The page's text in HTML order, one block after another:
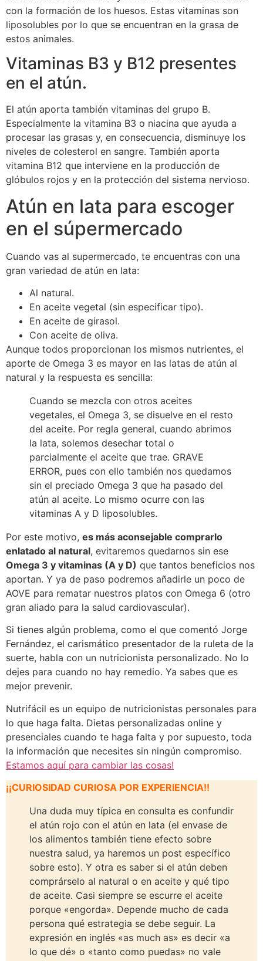
con la formación de los huesos. Estas vitaminas son
liposolubles por lo que se encuentran en la grasa de
estos animales.
Vitaminas B3 y B12 presentes
en el atún.
El atún aporta también vitaminas del grupo B.
Especialmente la vitamina B3 o niacina que ayuda a
procesar las grasas y, en consecuencia, disminuye los
niveles de colesterol en sangre. También aporta
vitamina B12 que interviene en la producción de
glóbulos rojos y en la protección del sistema nervioso.
Atún en lata para escoger
en el súpermercado
Cuando vas al supermercado, te encuentras con una
gran variedad de atún en lata:
Al natural.
En aceite vegetal (sin especificar tipo).
En aceite de girasol.
Con aceite de oliva.
Aunque todos proporcionan los mismos nutrientes, el
aporte de Omega 3 es mayor en las latas de atún al
natural y la respuesta es sencilla:
Cuando se mezcla con otros aceites
vegetales, el Omega 3, se disuelve en el resto
del aceite. Por regla general, cuando abrimos
la lata, solemos desechar total o
parcialmente el aceite que trae. GRAVE
ERROR, pues con ello también nos quedamos
sin el preciado Omega 3 que ha pasado del
atún al aceite. Lo mismo ocurre con las
vitaminas A y D liposolubles.
Por este motivo, es más aconsejable comprarlo
enlatado al natural, evitaremos quedarnos sin ese
Omega 3 y vitaminas (A y D) que tantos beneficios nos
aportan. Y ya de paso podremos añadirle un poco de
AOVE para rematar nuestros platos con Omega 6 (otro
gran aliado para la salud cardiovascular).
Si tienes algún problema, como el que comentó Jorge
Fernández, el carismático presentador de la ruleta de la
suerte, habla con un nutricionista personalizado. No lo
dejes para cuando no hay remedio. Ya sabes que es
mejor prevenir.
Nutrifácil es un equipo de nutricionistas personales para
lo que haga falta. Dietas personalizadas online y
presenciales cuando te haga falta y por supuesto, toda
la información que necesites sin ningún compromiso.
Estamos aquí para cambiar las cosas!
¡¡CURIOSIDAD CURIOSA POR EXPERIENCIA!!
Una duda muy típica en consulta es confundir
el atún rojo con el atún en lata (el envase de
los alimentos también tiene efecto sobre
nuestra salud, ya haremos un post específico
sobre esto). Y otra es saber si el atún deben
comprárselo al natural o en aceite y qué tipo
de aceite. Casi siempre se escurre el aceite
porque «engorda». Depende mucho de cada
persona qué estrategia se debe seguir. La
expresión en inglés «as much as» es decir «a
lo que dé» o «tanto como puedas» no vale